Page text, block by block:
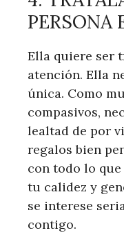
PERSONA
Ella quiere ser
atención. Ella
única. Como
compasivos,
lealtad de por
regalos bien
con todo lo
tu calidez y
se interese
contigo.